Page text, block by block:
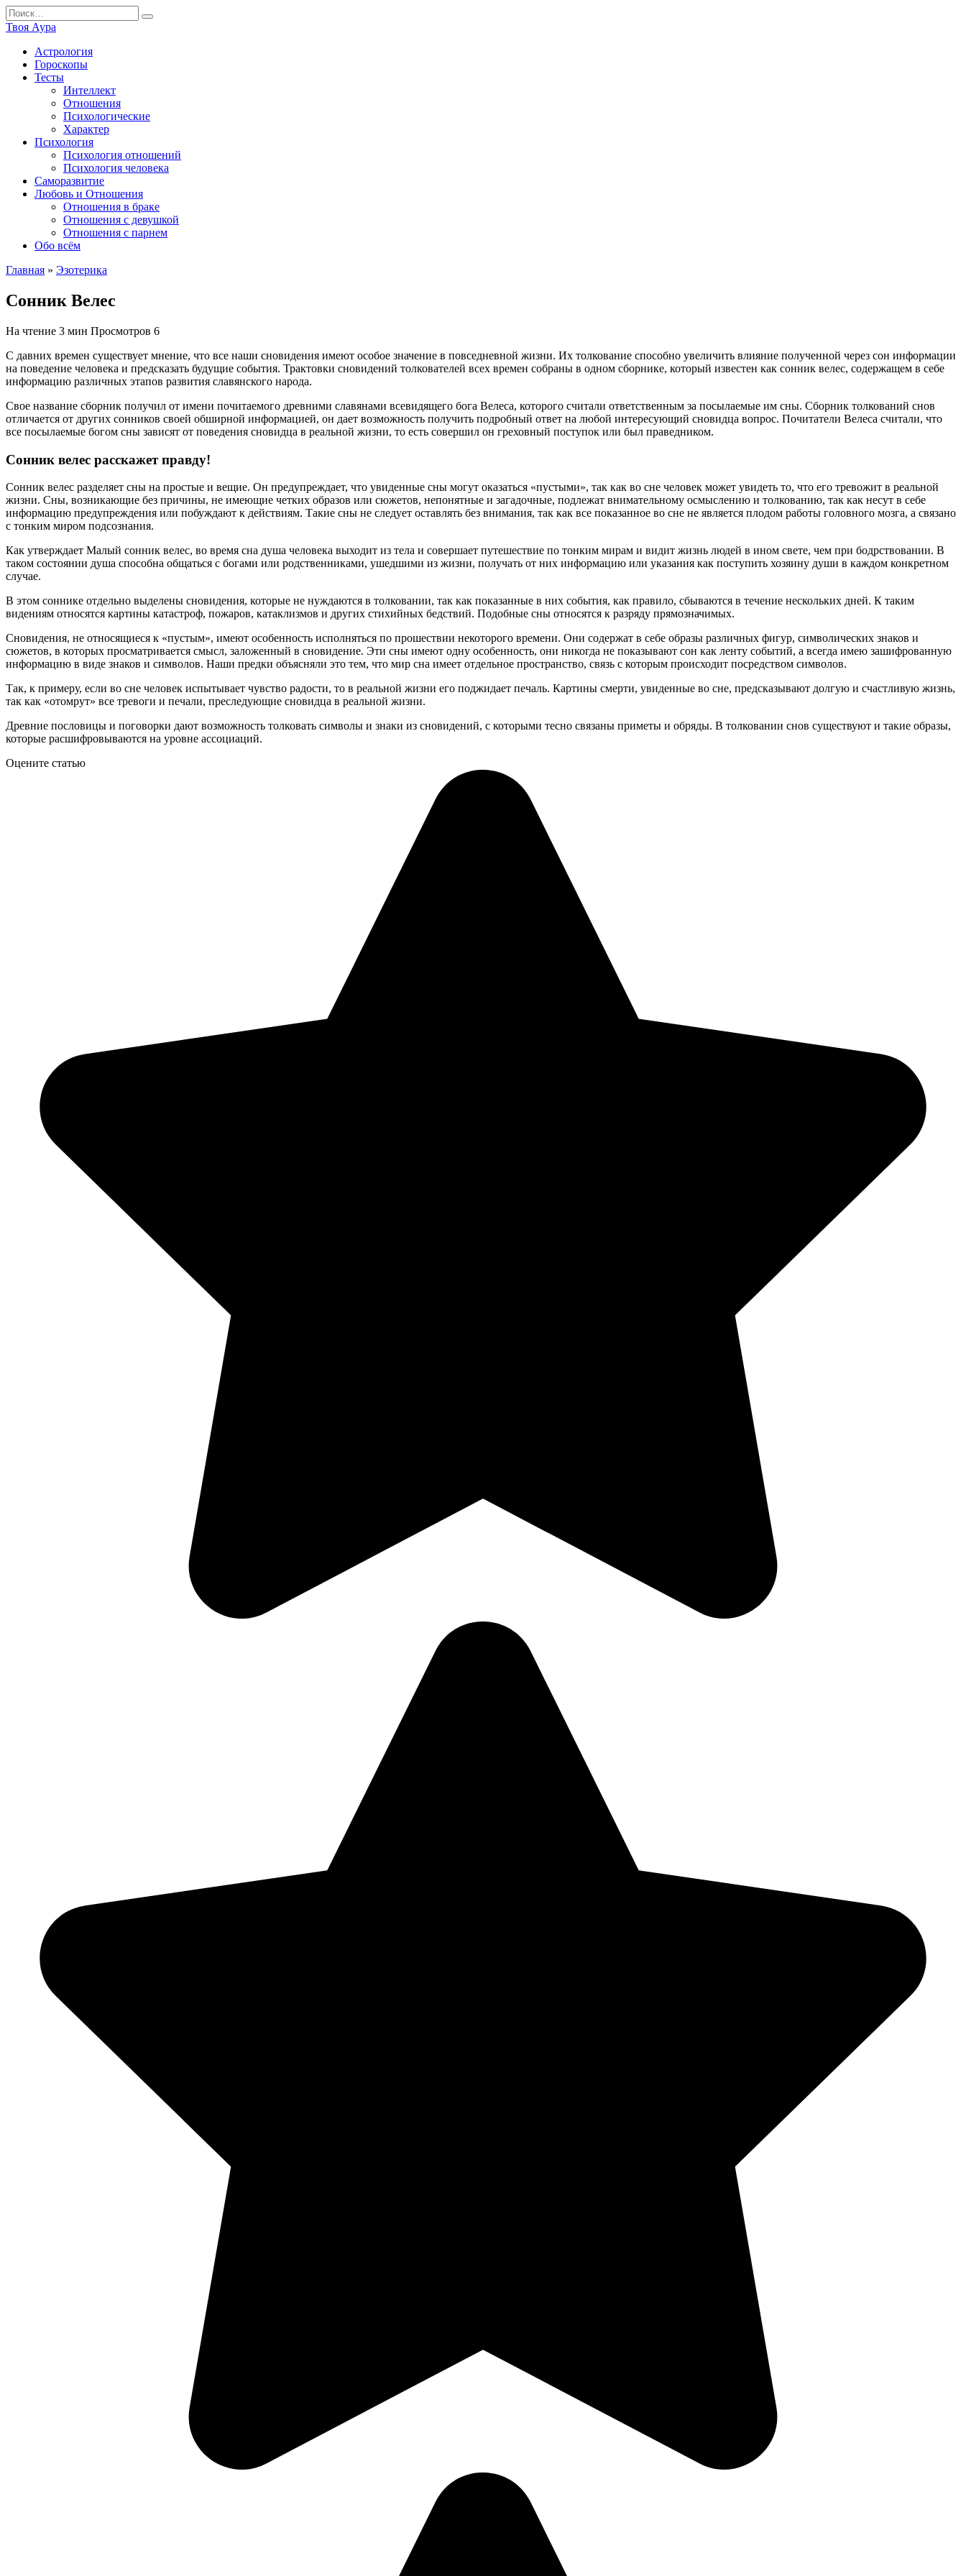
Перейти
к
содержанию
Search
for:
Твоя Аура
Астрология
Гороскопы
Тесты
Интеллект
Отношения
Психологические
Характер
Психология
Психология отношений
Психология человека
Саморазвитие
Любовь и Отношения
Отношения в браке
Отношения с девушкой
Отношения с парнем
Обо всём
Главная » Эзотерика
Сонник Велес
На чтение 3 мин Просмотров 6
С давних времен существует мнение, что все наши сновидения имеют особое значение в повседневной жизни. Их толкование способно увеличить влияние полученной через сон информации
на поведение человека и предсказать будущие события. Трактовки сновидений толкователей всех времен собраны в одном сборнике, который известен как сонник велес, содержащем в себе
информацию различных этапов развития славянского народа.
Свое название сборник получил от имени почитаемого древними славянами всевидящего бога Велеса, которого считали ответственным за посылаемые им сны. Сборник толкований снов
отличается от других сонников своей обширной информацией, он дает возможность получить подробный ответ на любой интересующий сновидца вопрос. Почитатели Велеса считали, что
все посылаемые богом сны зависят от поведения сновидца в реальной жизни, то есть совершил он греховный поступок или был праведником.
Сонник велес расскажет правду!
Сонник велес разделяет сны на простые и вещие. Он предупреждает, что увиденные сны могут оказаться «пустыми», так как во сне человек может увидеть то, что его тревожит в реальной
жизни. Сны, возникающие без причины, не имеющие четких образов или сюжетов, непонятные и загадочные, подлежат внимательному осмыслению и толкованию, так как несут в себе
информацию предупреждения или побуждают к действиям. Такие сны не следует оставлять без внимания, так как все показанное во сне не является плодом работы головного мозга, а связано
с тонким миром подсознания.
Как утверждает Малый сонник велес, во время сна душа человека выходит из тела и совершает путешествие по тонким мирам и видит жизнь людей в ином свете, чем при бодрствовании. В
таком состоянии душа способна общаться с богами или родственниками, ушедшими из жизни, получать от них информацию или указания как поступить хозяину души в каждом конкретном
случае.
В этом соннике отдельно выделены сновидения, которые не нуждаются в толковании, так как показанные в них события, как правило, сбываются в течение нескольких дней. К таким
видениям относятся картины катастроф, пожаров, катаклизмов и других стихийных бедствий. Подобные сны относятся к разряду прямозначимых.
Сновидения, не относящиеся к «пустым», имеют особенность исполняться по прошествии некоторого времени. Они содержат в себе образы различных фигур, символических знаков и
сюжетов, в которых просматривается смысл, заложенный в сновидение. Эти сны имеют одну особенность, они никогда не показывают сон как ленту событий, а всегда имею зашифрованную
информацию в виде знаков и символов. Наши предки объясняли это тем, что мир сна имеет отдельное пространство, связь с которым происходит посредством символов.
Так, к примеру, если во сне человек испытывает чувство радости, то в реальной жизни его поджидает печаль. Картины смерти, увиденные во сне, предсказывают долгую и счастливую жизнь,
так как «отомрут» все тревоги и печали, преследующие сновидца в реальной жизни.
Древние пословицы и поговорки дают возможность толковать символы и знаки из сновидений, с которыми тесно связаны приметы и обряды. В толковании снов существуют и такие образы,
которые расшифровываются на уровне ассоциаций.
Оцените статью